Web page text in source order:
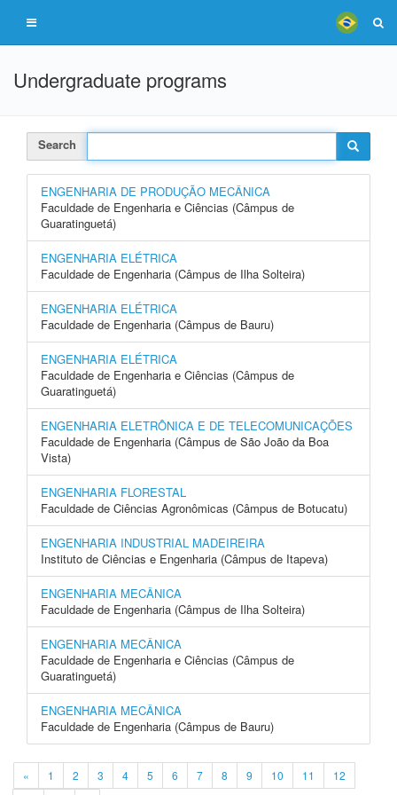
Undergraduate programs
Search
ENGENHARIA DE PRODUÇÃO MECÂNICA
Faculdade de Engenharia e Ciências (Câmpus de
Guaratinguetá)
ENGENHARIA ELÉTRICA
Faculdade de Engenharia (Câmpus de Ilha Solteira)
ENGENHARIA ELÉTRICA
Faculdade de Engenharia (Câmpus de Bauru)
ENGENHARIA ELÉTRICA
Faculdade de Engenharia e Ciências (Câmpus de
Guaratinguetá)
ENGENHARIA ELETRÔNICA E DE TELECOMUNICAÇÕES
Faculdade de Engenharia (Câmpus de São João da Boa
Vista)
ENGENHARIA FLORESTAL
Faculdade de Ciências Agronômicas (Câmpus de Botucatu)
ENGENHARIA INDUSTRIAL MADEIREIRA
Instituto de Ciências e Engenharia (Câmpus de Itapeva)
ENGENHARIA MECÂNICA
Faculdade de Engenharia (Câmpus de Ilha Solteira)
ENGENHARIA MECÂNICA
Faculdade de Engenharia e Ciências (Câmpus de
Guaratinguetá)
ENGENHARIA MECÂNICA
Faculdade de Engenharia (Câmpus de Bauru)
« 1 2 3 4 5 6 7 8 9 10 11
12